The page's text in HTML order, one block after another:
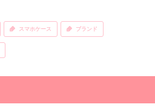
スマホケース ブランド